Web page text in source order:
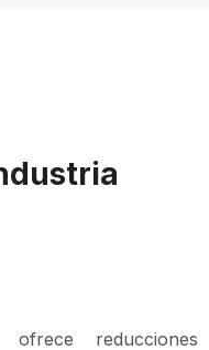
ofrece reducciones